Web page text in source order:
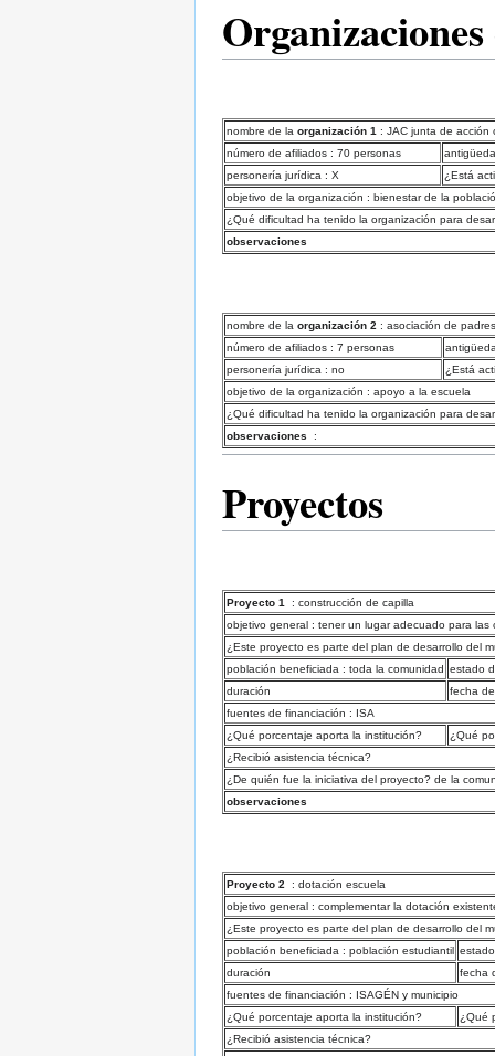
nombre de la organización 1 : JAC junta de acción
número de afiliados : 70 personas
personería jurídica : X
¿Está
objetivo de la organización : bienestar de la
¿Qué dificultad ha tenido la organización para
observaciones
nombre de la organización 2 : asociación de
número de afiliados : 7 personas
personería jurídica : no
¿Está
objetivo de la organización : apoyo a la escuela
¿Qué dificultad ha tenido la organización para
observaciones :
Proyectos
Proyecto 1
: construcción de capilla
objetivo general : tener un lugar adecuado para las
¿Este proyecto es parte del plan de desarrollo del
población beneficiada : toda la comunidad estado
duración
fecha
fuentes de financiación : ISA
¿Qué porcentaje aporta la institución?
¿Qué
¿Recibió asistencia técnica?
¿De quién fue la iniciativa del proyecto? de la
observaciones
Proyecto 2
: dotación escuela
objetivo general : complementar la dotación
¿Este proyecto es parte del plan de desarrollo del
población beneficiada : población estudiantil
duración
fecha
fuentes de financiación : ISAGÉN y municipio
¿Qué porcentaje aporta la institución?
¿Qué
¿Recibió asistencia técnica?